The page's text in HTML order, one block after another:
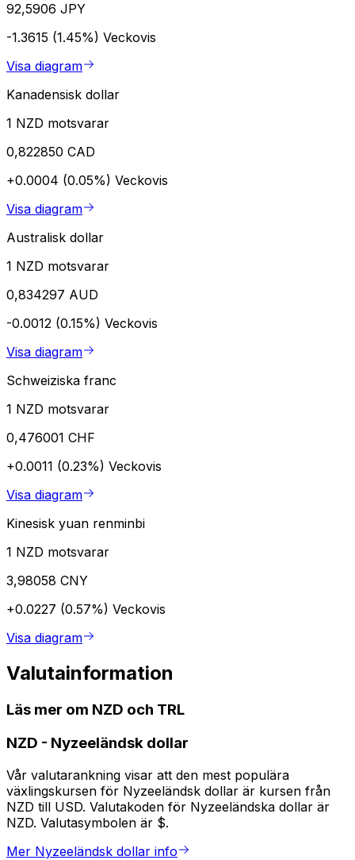
92,5906 JPY
-1.3615 (1.45%) Veckovis
Visa diagram
Kanadensisk dollar
1 NZD motsvarar
0,822850 CAD
+0.0004 (0.05%) Veckovis
Visa diagram
Australisk dollar
1 NZD motsvarar
0,834297 AUD
-0.0012 (0.15%) Veckovis
Visa diagram
Schweiziska franc
1 NZD motsvarar
0,476001 CHF
+0.0011 (0.23%) Veckovis
Visa diagram
Kinesisk yuan renminbi
1 NZD motsvarar
3,98058 CNY
+0.0227 (0.57%) Veckovis
Visa diagram
Valutainformation
Läs mer om NZD och TRL
NZD - Nyzeeländsk dollar
Vår valutarankning visar att den mest populära
växlingskursen för Nyzeeländsk dollar är kursen från
NZD till USD. Valutakoden för Nyzeeländska dollar är
NZD. Valutasymbolen är $.
Mer Nyzeeländsk dollar info